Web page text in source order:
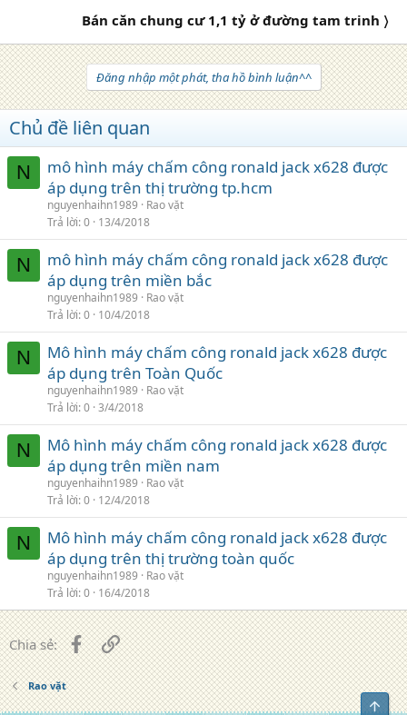
Bán căn chung cư 1,1 tỷ ở đường tam trinh 〉
Đăng nhập một phát, tha hồ bình luận^^
Chủ đề liên quan
N
mô hình máy chấm công ronald jack x628 được
áp dụng trên thị trường tp.hcm
nguyenhaihn1989
Rao vặt
Trả lời 0 13/4/2018
N
mô hình máy chấm công ronald jack x628 được
áp dụng trên miền bắc
nguyenhaihn1989
Rao vặt
Trả lời 0 10/4/2018
N
Mô hình máy chấm công ronald jack x628 được
áp dụng trên Toàn Quốc
nguyenhaihn1989
Rao vặt
Trả lời 0 3/4/2018
N
Mô hình máy chấm công ronald jack x628 được
áp dụng trên miền nam
nguyenhaihn1989
Rao vặt
Trả lời 0 12/4/2018
N
Mô hình máy chấm công ronald jack x628 được
áp dụng trên thị trường toàn quốc
nguyenhaihn1989
Rao vặt
Trả lời 0 16/4/2018
Chia sẻ: FacebookLiên kết
Rao vặt
Top